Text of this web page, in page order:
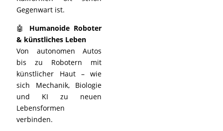
Gegenwart ist.
🤖 Humanoide Roboter
& künstliches Leben
Von autonomen Autos
bis zu Robotern mit
künstlicher Haut – wie
sich Mechanik, Biologie
und KI zu neuen
Lebensformen
verbinden.